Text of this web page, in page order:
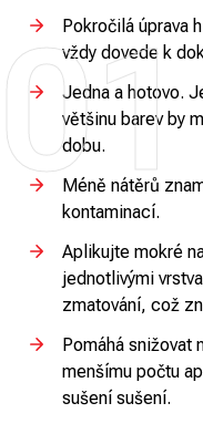
Pokročilá úprava
vždy dovede k
Jedna a hotovo.
většinu barev by
dobu.
Méně nátěrů
kontaminací.
Aplikujte mokré
jednotlivými
zmatování, což
Pomáhá snižovat
menšímu počtu
sušení sušení.
01